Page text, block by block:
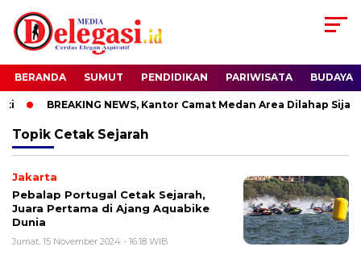
BERANDA SUMUT PENDIDIKAN PARIWISATA BUDAYA
BREAKING NEWS, Kantor Camat Medan Area Dilahap Sijago
Topik Cetak Sejarah
Jakarta
Pebalap Portugal Cetak Sejarah,
Juara Pertama di Ajang Aquabike
Dunia
Jumat, 15 November 2024 - 16:18 WIB